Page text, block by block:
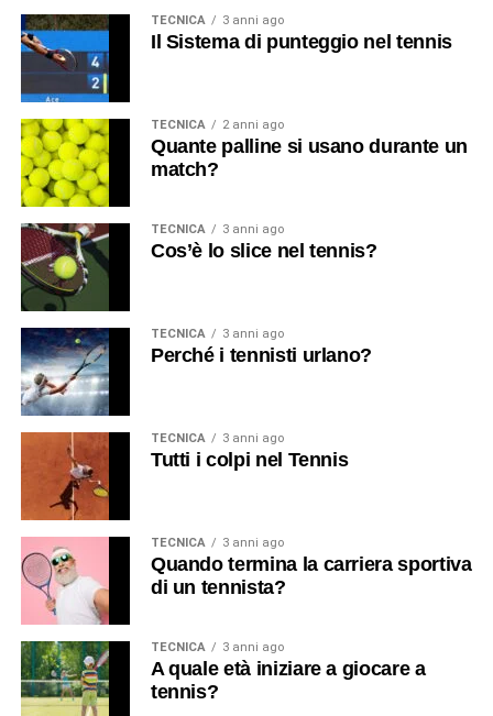
TECNICA 3 anni ago
Il Sistema di punteggio nel tennis
TECNICA 2 anni ago
Quante palline si usano durante un
match?
TECNICA 3 anni ago
Cos’è lo slice nel tennis?
TECNICA 3 anni ago
Perché i tennisti urlano?
TECNICA 3 anni ago
Tutti i colpi nel Tennis
TECNICA 3 anni ago
Quando termina la carriera sportiva
di un tennista?
TECNICA 3 anni ago
A quale età iniziare a giocare a
tennis?